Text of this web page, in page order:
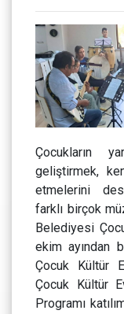
Çocukların
geliştirmek,
etmelerini
farklı birçok
Belediyesi
ekim ayından
Çocuk Kültür
Çocuk Kültür
Programı